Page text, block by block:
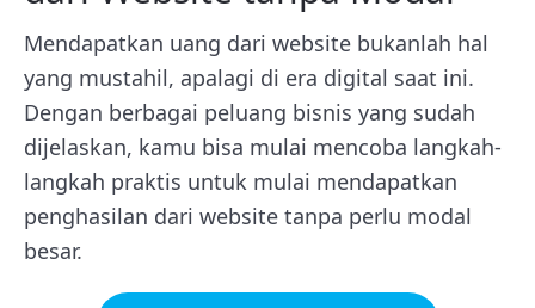
Mendapatkan uang dari website bukanlah hal
yang mustahil, apalagi di era digital saat ini.
Dengan berbagai peluang bisnis yang sudah
dijelaskan, kamu bisa mulai mencoba langkah-
langkah praktis untuk mulai mendapatkan
penghasilan dari website tanpa perlu modal
besar.